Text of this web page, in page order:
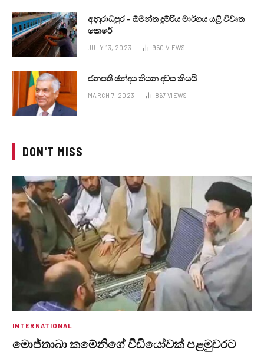
අනුරාධපුර – ඕමන්ත දුම්රිය මාර්ගය යළි විවෘත
කෙරේ
JULY 13, 2023 950 VIEWS
ජනපති ඡන්දය තියන දවස කියයි
MARCH 7, 2023 867 VIEWS
DON'T MISS
INTERNATIONAL
මොජ්තාබා කමේනිගේ වීඩියෝවක් පළමුවරට